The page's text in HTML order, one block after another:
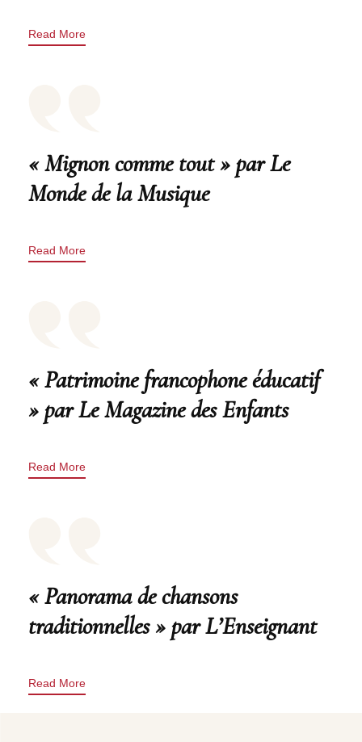
Read More
« Mignon comme tout » par Le
Monde de la Musique
Read More
« Patrimoine francophone éducatif
» par Le Magazine des Enfants
Read More
« Panorama de chansons
traditionnelles » par L’Enseignant
Read More